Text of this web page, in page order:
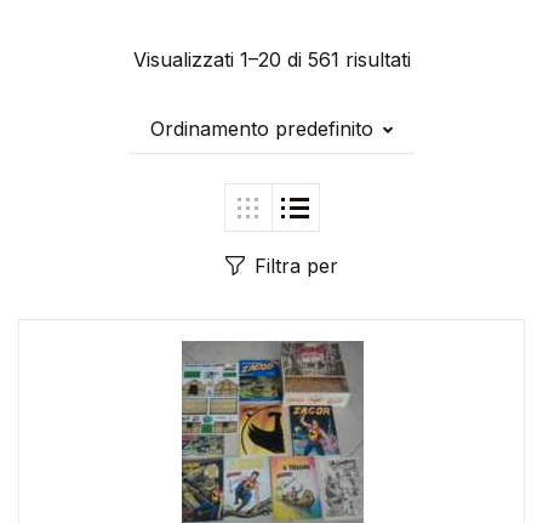
Visualizzati 1–20 di 561 risultati
Ordinamento predefinito
Filtra per